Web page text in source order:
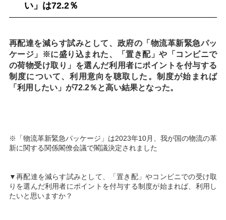
い」は72.2％
再配達を減らす試みとして、政府の「物流革新緊急パッ
ケージ」※に盛り込まれた、「置き配」や「コンビニで
の荷物受け取り」を選んだ利用者にポイントを付与する
制度について、利用意向を聴取した。制度が始まれば
「利用したい」が72.2％と高い結果となった。
※「物流革新緊急パッケージ」は2023年10月、我が国の物流の革
新に関する関係閣僚会議で閣議決定されました
▼再配達を減らす試みとして、「置き配」やコンビニでの受け取
りを選んだ利用者にポイントを付与する制度が始まれば、利用し
たいと思いますか？